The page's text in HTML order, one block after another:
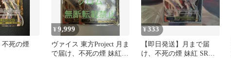
不死の煙
¥9,999
ヴァイス 東方Project 月ま
で届け、不死の煙 妹紅
¥333
【即日発送】月まで届
け、不死の煙 妹紅 SR